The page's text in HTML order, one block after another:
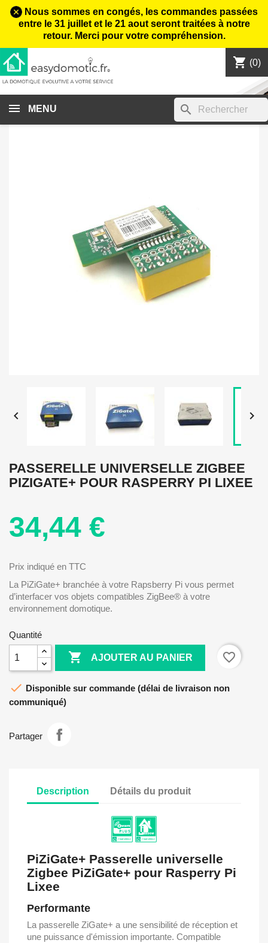
Nous sommes en congés, les commandes passées
entre le 31 juillet et le 21 aout seront traitées à notre
retour. Merci pour votre compréhension.
shopping_cart (0)

MENU search
 
PASSERELLE UNIVERSELLE ZIGBEE
PIZIGATE+ POUR RASPERRY PI LIXEE
34,44 €
Prix indiqué en TTC
La PiZiGate+ branchée à votre Rapsberry Pi vous permet
d’interfacer vos objets compatibles ZigBee® à votre
environnement domotique.
Quantité
 AJOUTER AU PANIER favorite_border
 Disponible sur commande (délai de livraison non
communiqué)
Partager
Description Détails du produit
PiZiGate+ Passerelle universelle
Zigbee PiZiGate+ pour Rasperry Pi
Lixee
Performante
La passerelle ZiGate+ a une sensibilité de réception et
une puissance d'émission importante. Compatible